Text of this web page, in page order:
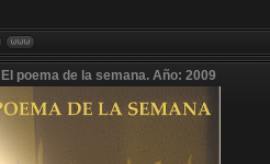
El poema de la semana. Año: 2009